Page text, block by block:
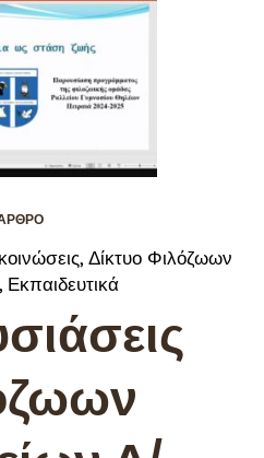
, Δίκτυο Φιλόζωων
, Εκπαιδευτικά